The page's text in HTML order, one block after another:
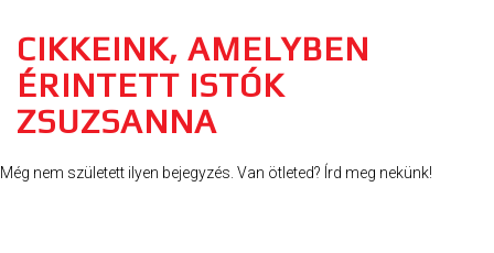
CIKKEINK, AMELYBEN
ÉRINTETT ISTÓK
ZSUZSANNA
Még nem született ilyen bejegyzés. Van ötleted? Írd meg nekünk!